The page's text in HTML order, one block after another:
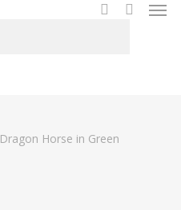
Dragon Horse in Green